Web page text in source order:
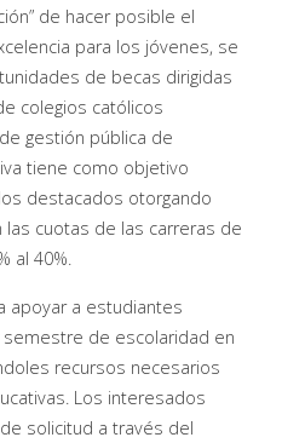
de hacer posible el
para los jóvenes, se
de becas dirigidas
colegios católicos
gestión pública de
tiene como objetivo
destacados otorgando
cuotas de las carreras de
al 40%.
apoyar a estudiantes
de escolaridad en
recursos necesarios
Los interesados
solicitud a través del